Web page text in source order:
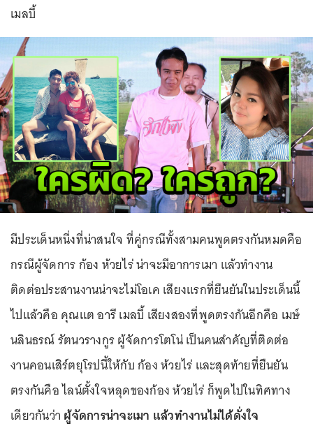
เมลบี้
มีประเด็นหนึ่งที่น่าสนใจ ที่คู่กรณีทั้งสามคนพูดตรงกันหมดคือ
กรณีผู้จัดการ ก้อง ห้วยไร่ น่าจะมีอาการเมา แล้วทำงาน
ติดต่อประสานงานน่าจะไม่โอเค เสียงแรกที่ยืนยันในประเด็นนี้
ไปแล้วคือ คุณแต อารี เมลบี้ เสียงสองที่พูดตรงกันอีกคือ เมษ์
นลินธรณ์ รัตนวรางกูร ผู้จัดการโตโน่ เป็นคนสำคัญที่ติดต่อ
งานคอนเสิร์ตยุโรปนี้ให้กับ ก้อง ห้วยไร่ และสุดท้ายที่ยืนยัน
ตรงกันคือ ไลน์ตั้งใจหลุดของก้อง ห้วยไร่ ก็พูดไปในทิศทาง
เดียวกันว่า ผู้จัดการน่าจะเมา แล้วทำงานไม่ได้ดั่งใจ